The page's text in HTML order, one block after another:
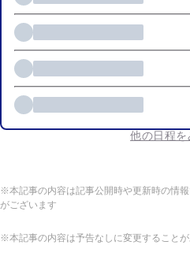
他の日程を
※本記事の内容は記事公開時や更新時の情
がございます
※本記事の内容は予告なしに変更すること